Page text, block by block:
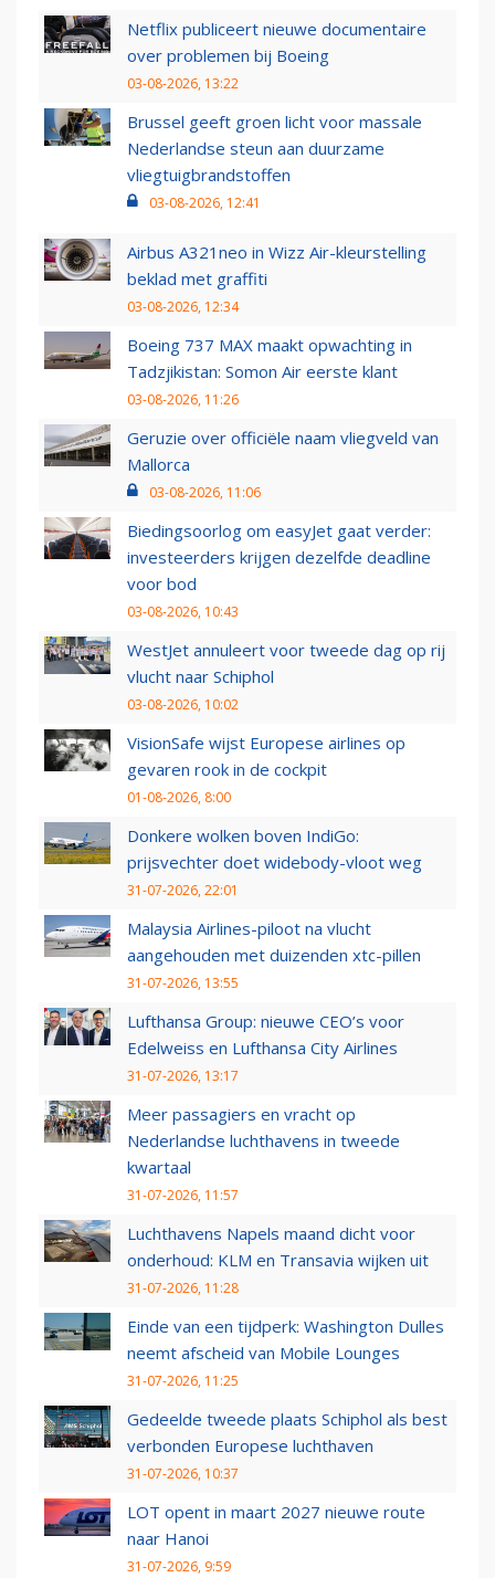
Netflix publiceert nieuwe documentaire
over problemen bij Boeing
03-08-2026, 13:22
Brussel geeft groen licht voor massale
Nederlandse steun aan duurzame
vliegtuigbrandstoffen
03-08-2026, 12:41
Airbus A321neo in Wizz Air-kleurstelling
beklad met graffiti
03-08-2026, 12:34
Boeing 737 MAX maakt opwachting in
Tadzjikistan: Somon Air eerste klant
03-08-2026, 11:26
Geruzie over officiële naam vliegveld van
Mallorca
03-08-2026, 11:06
Biedingsoorlog om easyJet gaat verder:
investeerders krijgen dezelfde deadline
voor bod
03-08-2026, 10:43
WestJet annuleert voor tweede dag op rij
vlucht naar Schiphol
03-08-2026, 10:02
VisionSafe wijst Europese airlines op
gevaren rook in de cockpit
01-08-2026, 8:00
Donkere wolken boven IndiGo:
prijsvechter doet widebody-vloot weg
31-07-2026, 22:01
Malaysia Airlines-piloot na vlucht
aangehouden met duizenden xtc-pillen
31-07-2026, 13:55
Lufthansa Group: nieuwe CEO’s voor
Edelweiss en Lufthansa City Airlines
31-07-2026, 13:17
Meer passagiers en vracht op
Nederlandse luchthavens in tweede
kwartaal
31-07-2026, 11:57
Luchthavens Napels maand dicht voor
onderhoud: KLM en Transavia wijken uit
31-07-2026, 11:28
Einde van een tijdperk: Washington Dulles
neemt afscheid van Mobile Lounges
31-07-2026, 11:25
Gedeelde tweede plaats Schiphol als best
verbonden Europese luchthaven
31-07-2026, 10:37
LOT opent in maart 2027 nieuwe route
naar Hanoi
31-07-2026, 9:59